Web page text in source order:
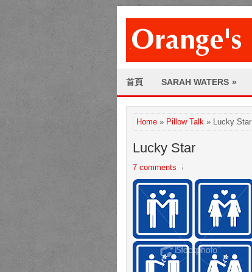
首頁 SARAH WATERS »
Home » Pillow Talk » Lucky Star
Lucky Star
7 comments